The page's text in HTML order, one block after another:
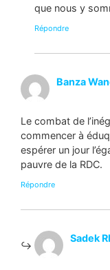
que nous y
Répondre
Banza
Le combat de
commencer à
espérer un jour
pauvre de la RDC.
Répondre
Sadek